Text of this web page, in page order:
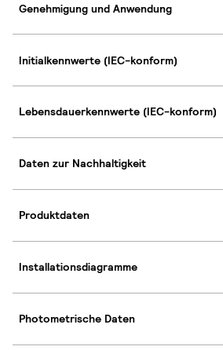
Genehmigung und Anwendung
Initialkennwerte (IEC-konform)
Lebensdauerkennwerte (IEC-konform)
Daten zur Nachhaltigkeit
Produktdaten
Installationsdiagramme
Photometrische Daten